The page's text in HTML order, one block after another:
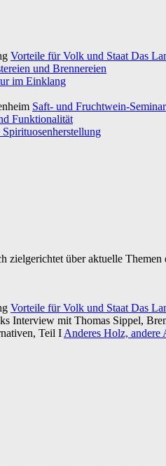
Vorteile für Volk und Staat Das
und Brennereien
im Einklang
Saft- und Fruchtwein-Seminar
Funktionalität
zielgerichtet über aktuelle
Vorteile für Volk und Staat Das
Interview mit Thomas Sippel,
Teil I Anderes Holz, andere